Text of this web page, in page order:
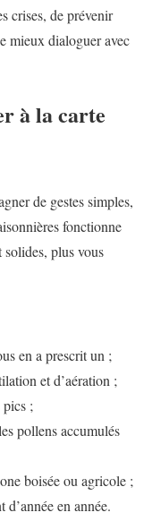
crises, de prévenir
mieux dialoguer avec
à la carte
de gestes simples,
fonctionne
plus vous
en a prescrit un ;
et d’aération ;
;
pollens accumulés
boisée ou agricole ;
d’année en année.